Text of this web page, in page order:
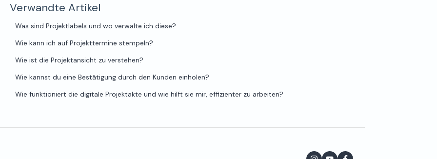
Verwandte Artikel
Was sind Projektlabels und wo verwalte ich diese?
Wie kann ich auf Projekttermine stempeln?
Wie ist die Projektansicht zu verstehen?
Wie kannst du eine Bestätigung durch den Kunden einholen?
Wie funktioniert die digitale Projektakte und wie hilft sie mir, effizienter zu arbeiten?